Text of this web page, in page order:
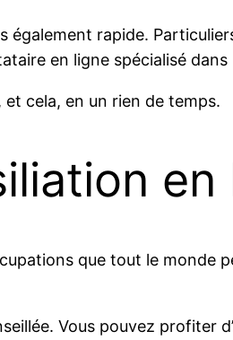
également rapide.
en ligne spécialisé dans
cela, en un rien de temps.
en
que tout le monde
Vous pouvez profiter